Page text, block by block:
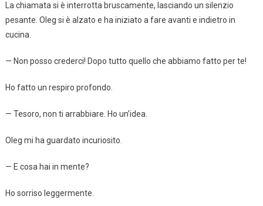
La chiamata si è interrotta bruscamente, lasciando un silenzio
pesante. Oleg si è alzato e ha iniziato a fare avanti e indietro in
cucina.
— Non posso crederci! Dopo tutto quello che abbiamo fatto per te!
Ho fatto un respiro profondo.
— Tesoro, non ti arrabbiare. Ho un’idea.
Oleg mi ha guardato incuriosito.
— E cosa hai in mente?
Ho sorriso leggermente.